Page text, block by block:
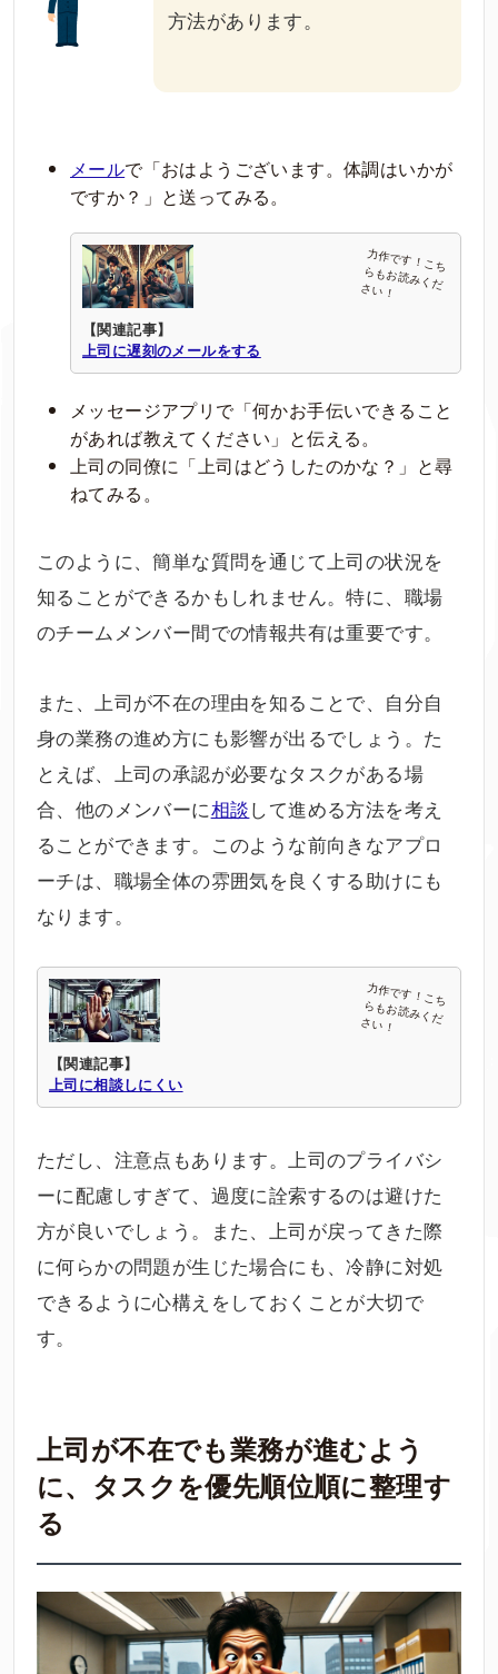
方法があります。
メールで「おはようございます。体調はいかが
ですか？」と送ってみる。
【関連記事】
上司に遅刻のメールをする
メッセージアプリで「何かお手伝いできること
があれば教えてください」と伝える。
上司の同僚に「上司はどうしたのかな？」と尋
ねてみる。
このように、簡単な質問を通じて上司の状況を
知ることができるかもしれません。特に、職場
のチームメンバー間での情報共有は重要です。
また、上司が不在の理由を知ることで、自分自
身の業務の進め方にも影響が出るでしょう。た
とえば、上司の承認が必要なタスクがある場
合、他のメンバーに相談して進める方法を考え
ることができます。このような前向きなアプロ
ーチは、職場全体の雰囲気を良くする助けにも
なります。
【関連記事】
上司に相談しにくい
ただし、注意点もあります。上司のプライバシ
ーに配慮しすぎて、過度に詮索するのは避けた
方が良いでしょう。また、上司が戻ってきた際
に何らかの問題が生じた場合にも、冷静に対処
できるように心構えをしておくことが大切で
す。
上司が不在でも業務が進むよう
に、タスクを優先順位順に整理す
る